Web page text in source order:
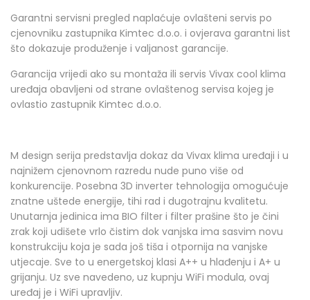
Garantni servisni pregled naplaćuje ovlašteni servis po
cjenovniku zastupnika Kimtec d.o.o. i ovjerava garantni list
što dokazuje produženje i valjanost garancije.
Garancija vrijedi ako su montaža ili servis Vivax cool klima
uređaja obavljeni od strane ovlaštenog servisa kojeg je
ovlastio zastupnik Kimtec d.o.o.
M design serija predstavlja dokaz da Vivax klima uređaji i u
najnižem cjenovnom razredu nude puno više od
konkurencije. Posebna 3D inverter tehnologija omogućuje
znatne uštede energije, tihi rad i dugotrajnu kvalitetu.
Unutarnja jedinica ima BIO filter i filter prašine što je čini
zrak koji udišete vrlo čistim dok vanjska ima sasvim novu
konstrukciju koja je sada još tiša i otpornija na vanjske
utjecaje. Sve to u energetskoj klasi A++ u hlađenju i A+ u
grijanju. Uz sve navedeno, uz kupnju WiFi modula, ovaj
uređaj je i WiFi upravljiv.